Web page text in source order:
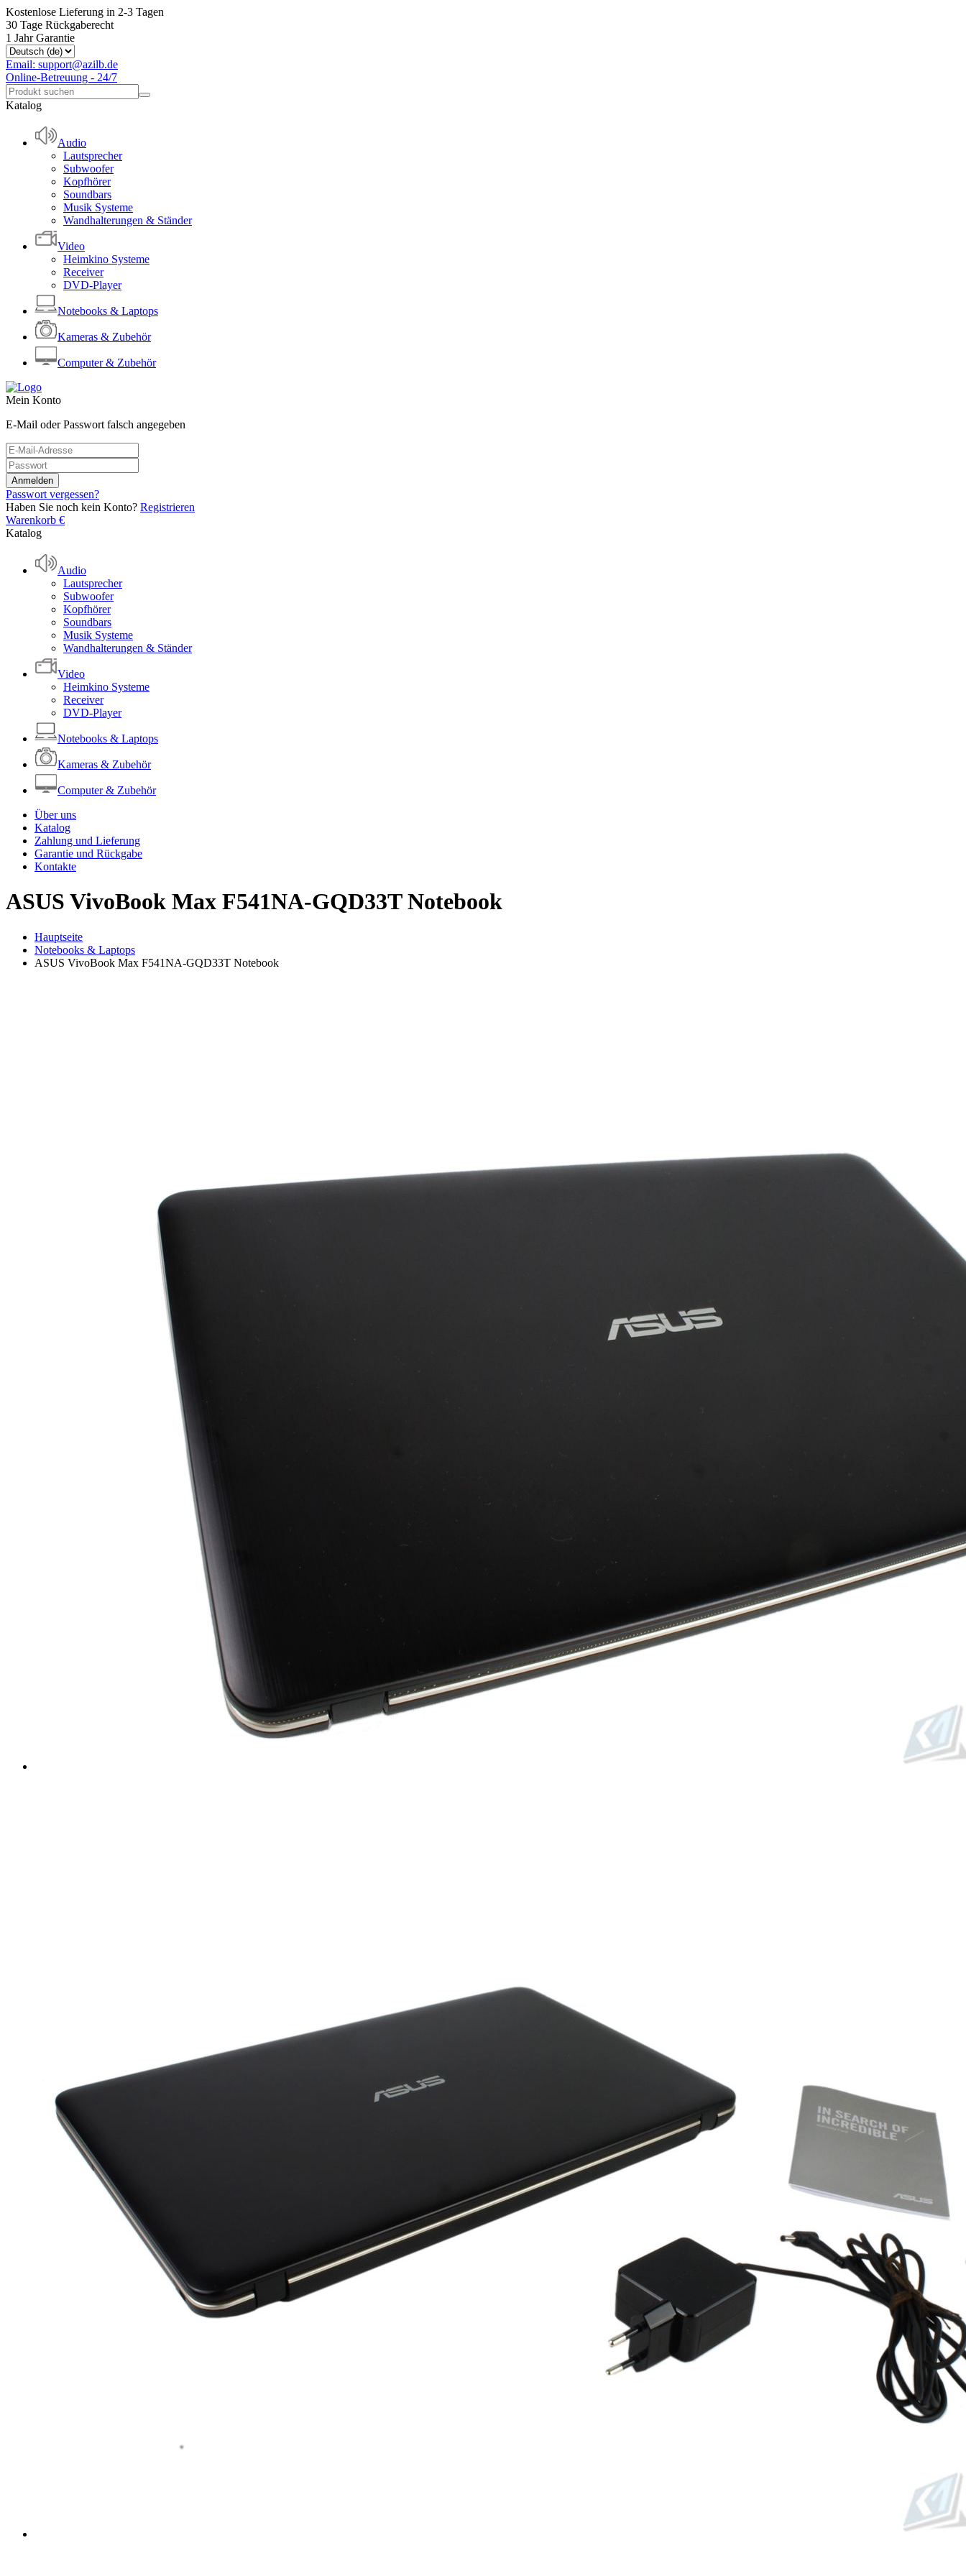
Kostenlose Lieferung in 2-3 Tagen
30 Tage Rückgaberecht
1 Jahr Garantie
Email: support@azilb.de
Online-Betreuung - 24/7
Katalog
Audio
Lautsprecher
Subwoofer
Kopfhörer
Soundbars
Musik Systeme
Wandhalterungen & Ständer
Video
Heimkino Systeme
Receiver
DVD-Player
Notebooks & Laptops
Kameras & Zubehör
Computer & Zubehör
Mein Konto
E-Mail oder Passwort falsch angegeben
Passwort vergessen?
Haben Sie noch kein Konto? Registrieren
Warenkorb €
Katalog
Audio
Lautsprecher
Subwoofer
Kopfhörer
Soundbars
Musik Systeme
Wandhalterungen & Ständer
Video
Heimkino Systeme
Receiver
DVD-Player
Notebooks & Laptops
Kameras & Zubehör
Computer & Zubehör
Über uns
Katalog
Zahlung und Lieferung
Garantie und Rückgabe
Kontakte
ASUS VivoBook Max F541NA-GQD33T Notebook
Hauptseite
Notebooks & Laptops
ASUS VivoBook Max F541NA-GQD33T Notebook